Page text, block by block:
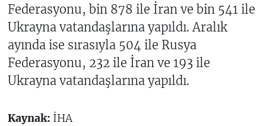
Federasyonu, bin 878 ile İran ve bin 541 ile
Ukrayna vatandaşlarına yapıldı. Aralık
ayında ise sırasıyla 504 ile Rusya
Federasyonu, 232 ile İran ve 193 ile
Ukrayna vatandaşlarına yapıldı.
Kaynak: İHA